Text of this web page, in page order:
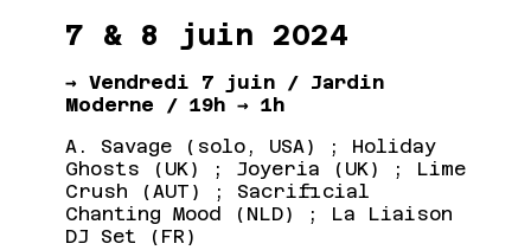
7 & 8 juin 2024
→ Vendredi 7 juin / Jardin
Moderne / 19h → 1h
A. Savage (solo, USA) ; Holiday
Ghosts (UK) ; Joyeria (UK) ; Lime
Crush (AUT) ; Sacrificial
Chanting Mood (NLD) ; La Liaison
DJ Set (FR)